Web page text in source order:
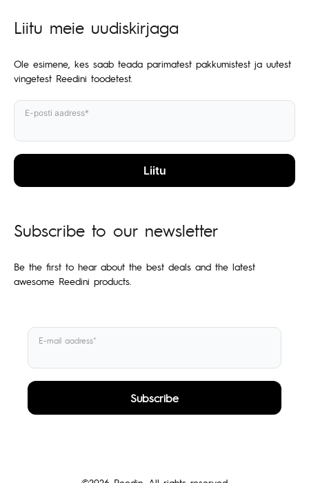
Liitu meie uudiskirjaga
Ole esimene, kes saab teada parimatest pakkumistest ja uutest
vingetest Reedini toodetest.
E-posti aadress*
Subscribe to our newsletter
Be the first to hear about the best deals and the latest
awesome Reedini products.
E-mail aadress*